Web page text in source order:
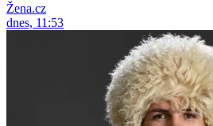
Žena.cz
dnes, 11:53